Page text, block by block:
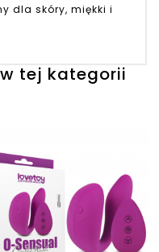
dla skóry, miękki i
tej kategorii